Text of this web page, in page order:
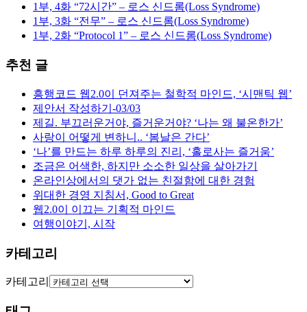
1부, 4화 “72시간” – 로스 신드롬(Loss Syndrome)
1부, 3화 “전무” – 로스 신드롬(Loss Syndrome)
1부, 2화 “Protocol 1” – 로스 신드롬(Loss Syndrome)
추천 글
흥행코드 웹2.0이 던져주는 철학적 마인드, ‘시맨틱 웹’
제안서 작성하기-03/03
제길. 부끄러운거야, 즐거운거야? ‘나는 왜 불온한가’
사랑이 어떻게 변하니.. ‘봄날은 간다’
‘나’를 만드는 하루 하루의 진리, ‘홀로사는 즐거움’
조금은 어색한, 하지만 소소한 일상을 살아가기
온라인상에서의 댓가 없는 친절함에 대한 경험
위대한 경영 지침서, Good to Great
웹2.0이 이끄는 기획적 마인드
여행이야기, 시작
카테고리
카테고리